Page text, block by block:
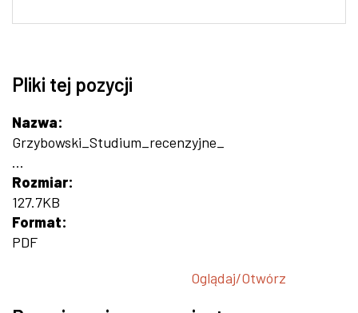
Pliki tej pozycji
Nazwa:
Grzybowski_Studium_recenzyjne_
...
Rozmiar:
127.7KB
Format:
PDF
Oglądaj/Otwórz